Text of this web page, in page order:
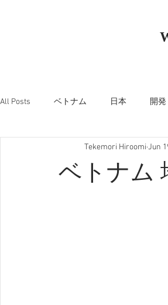
All Posts ベトナム 日本 開発
ベトナム
Tekemori Hiroomi Jun